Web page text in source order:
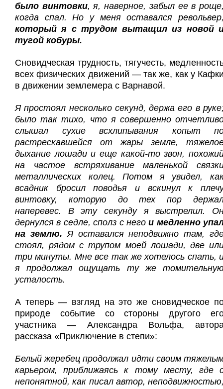
было винтовки, я, наверное, забыл ее в
когда спал. Но у меня оставался
который я с трудом вытащил из новой
тугой кобуры.
Сновидческая трудность, тягучесть,
всех физических движений — так же, как у
в движении землемера с Варнавой.
Я простоял несколько секунд, держа его в
было так тихо, что я совершенно
слышал сухие всхлипывания копыт
растрескавшейся от жары земле,
дыхание лошади и еще какой-то звон,
на частое встряхивание маленькой
металлических колец. Потом я увидел,
всадник бросил поводья и вскинул к
винтовку, которую до тех пор
наперевес. В эту секунду я выстрелил.
дернулся в седле, сполз с негои медленно
на землю. Я оставался неподвижно там,
стоял, рядом с трупом моей лошади, две
три минуты. Мне все так же хотелось спать,
я продолжал ощущать ту же
усталость.
А теперь — взгляд на это же сновидческое
природе событие со стороны другого
участника — Александра Вольфа,
рассказа «Приключение в степи»:
Белый жеребец продолжал идти своим
карьером, приближаясь к тому месту, где
непонятной, как писал автор,